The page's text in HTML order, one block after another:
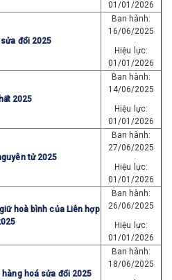
01/01/2026
đổi 2025
Ban hành:
16/06/2025
Hiệu lực:
01/01/2026
2025
Ban hành:
14/06/2025
Hiệu lực:
01/01/2026
tử 2025
Ban hành:
27/06/2025
Hiệu lực:
01/01/2026
hoà bình của Liên hợp
Ban hành:
26/06/2025
Hiệu lực:
01/01/2026
hàng hoá sửa đổi 2025
Ban hành:
18/06/2025